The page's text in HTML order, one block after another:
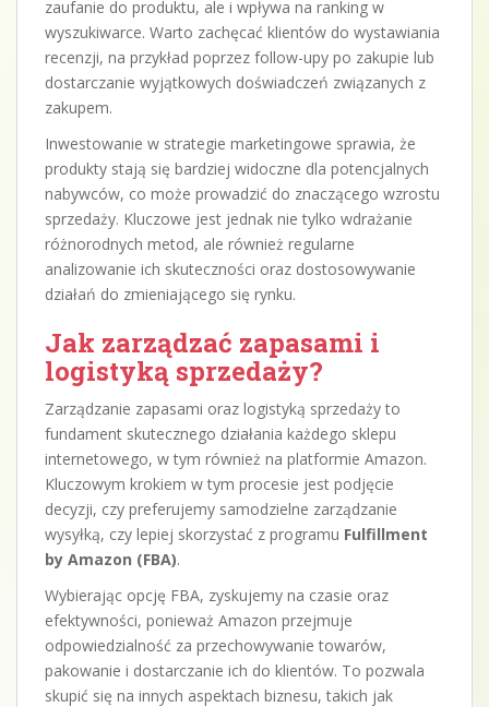
zaufanie do produktu, ale i wpływa na ranking w
wyszukiwarce. Warto zachęcać klientów do wystawiania
recenzji, na przykład poprzez follow-upy po zakupie lub
dostarczanie wyjątkowych doświadczeń związanych z
zakupem.
Inwestowanie w strategie marketingowe sprawia, że
produkty stają się bardziej widoczne dla potencjalnych
nabywców, co może prowadzić do znaczącego wzrostu
sprzedaży. Kluczowe jest jednak nie tylko wdrażanie
różnorodnych metod, ale również regularne
analizowanie ich skuteczności oraz dostosowywanie
działań do zmieniającego się rynku.
Jak zarządzać zapasami i
logistyką sprzedaży?
Zarządzanie zapasami oraz logistyką sprzedaży to
fundament skutecznego działania każdego sklepu
internetowego, w tym również na platformie Amazon.
Kluczowym krokiem w tym procesie jest podjęcie
decyzji, czy preferujemy samodzielne zarządzanie
wysyłką, czy lepiej skorzystać z programu Fulfillment
by Amazon (FBA).
Wybierając opcję FBA, zyskujemy na czasie oraz
efektywności, ponieważ Amazon przejmuje
odpowiedzialność za przechowywanie towarów,
pakowanie i dostarczanie ich do klientów. To pozwala
skupić się na innych aspektach biznesu, takich jak